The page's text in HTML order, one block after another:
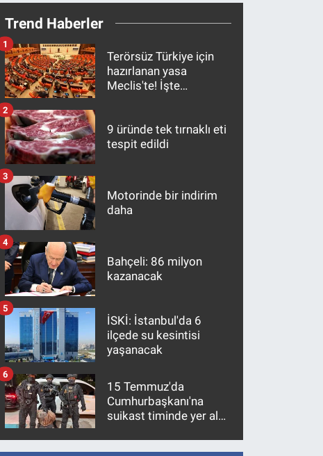
Trend Haberler
Terörsüz Türkiye için
hazırlanan yasa
Meclis'te! İşte
1
9 üründe tek tırnaklı eti
tespit edildi
2
Motorinde bir indirim
daha
3
Bahçeli: 86 milyon
kazanacak
4
İSKİ: İstanbul'da 6
ilçede su kesintisi
yaşanacak
5
15 Temmuz'da
Cumhurbaşkanı'na
suikast timinde yer alan
10 yıl sonra yakalandı
6